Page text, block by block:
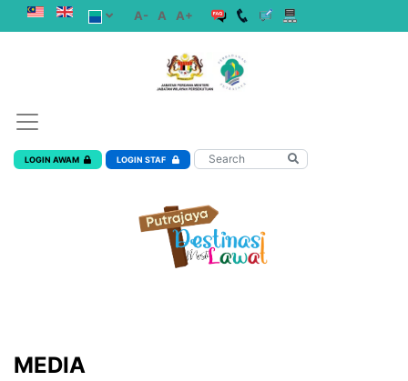
A- A A+
LOGIN AWAM LOGIN STAF
MEDIA